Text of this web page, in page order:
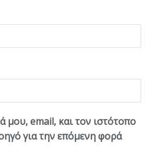
μου, email, και τον ιστότοπο
για την επόμενη φορά